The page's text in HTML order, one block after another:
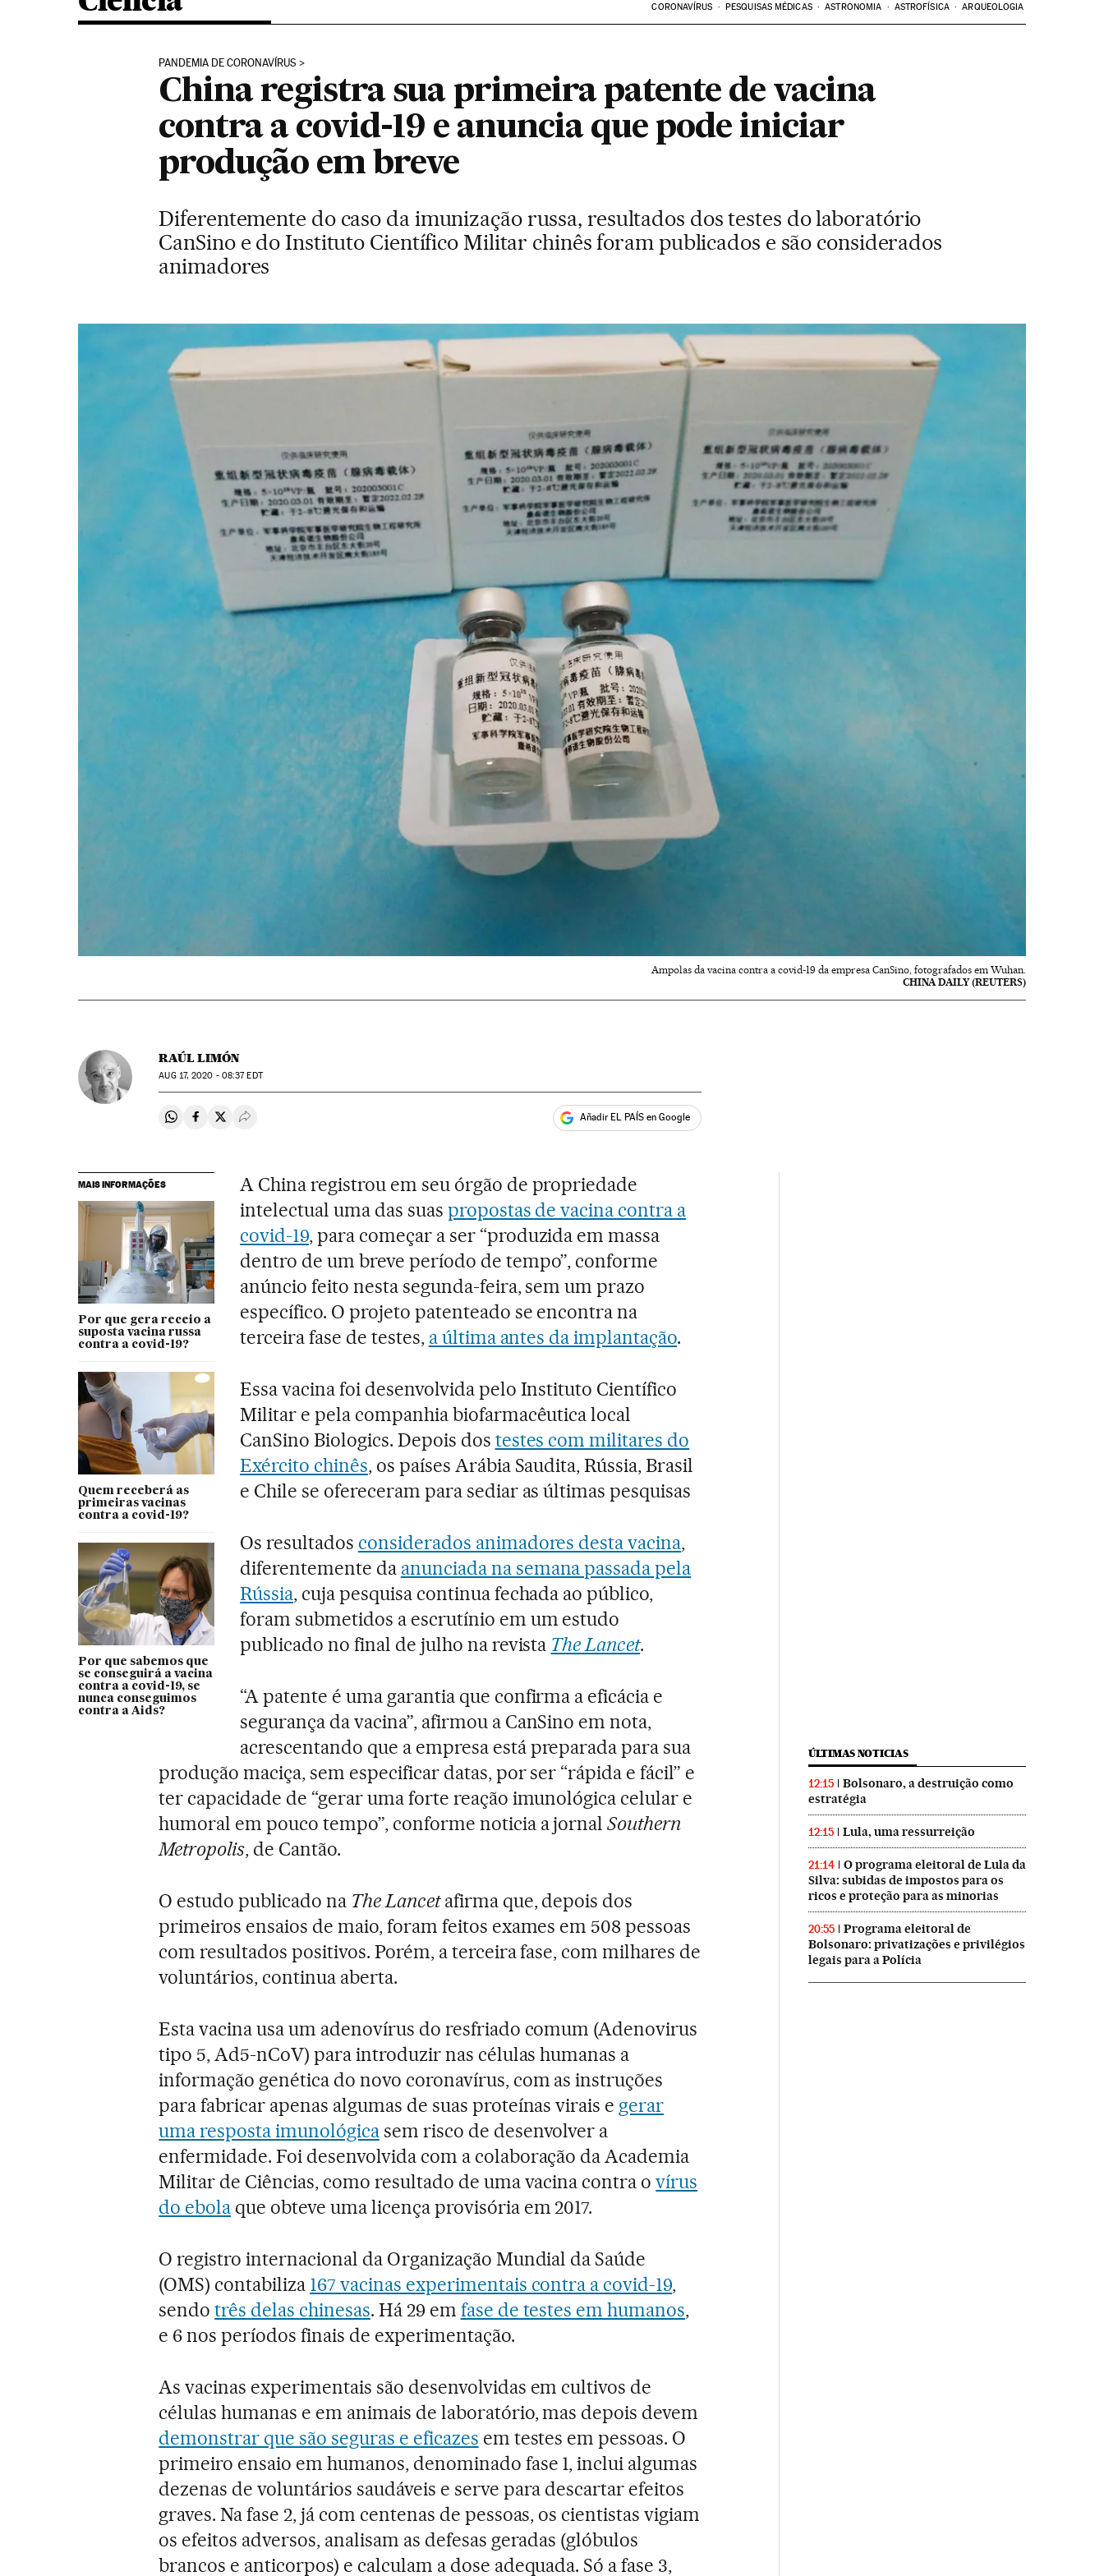
CORONAVÍRUS PESQUISAS MÉDICAS ASTRONOMIA ASTROFÍSICA ARQUEOLOGIA
PANDEMIA DE CORONAVÍRUS
China registra sua primeira patente de vacina
contra a covid-19 e anuncia que pode iniciar
produção em breve
Diferentemente do caso da imunização russa, resultados dos testes do laboratório
CanSino e do Instituto Científico Militar chinês foram publicados e são considerados
animadores
Ampolas da vacina contra a covid-19 da empresa CanSino, fotografados em Wuhan.
CHINA DAILY (REUTERS)
RAÚL LIMÓN
AUG17, 2020 - 08:37EDT
Compartir en Whatsapp
Compartir en Facebook
Compartir en Twitter
Desplegar Redes Sociales Añadir EL PAÍS en Google
MAIS INFORMAÇÕES
Por que gera receio a
suposta vacina russa
contra a covid-19?
Quem receberá as
primeiras vacinas
contra a covid-19?
Por que sabemos que
se conseguirá a vacina
contra a covid-19, se
nunca conseguimos
contra a Aids?
A China registrou em seu órgão de propriedade
intelectual uma das suas propostas de vacina contra a
covid-19, para começar a ser “produzida em massa
dentro de um breve período de tempo”, conforme
anúncio feito nesta segunda-feira, sem um prazo
específico. O projeto patenteado se encontra na
terceira fase de testes, a última antes da implantação.
Essa vacina foi desenvolvida pelo Instituto Científico
Militar e pela companhia biofarmacêutica local
CanSino Biologics. Depois dos testes com militares do
Exército chinês, os países Arábia Saudita, Rússia, Brasil
e Chile se ofereceram para sediar as últimas pesquisas
Os resultados considerados animadores desta vacina,
diferentemente da anunciada na semana passada pela
Rússia, cuja pesquisa continua fechada ao público,
foram submetidos a escrutínio em um estudo
publicado no final de julho na revista The Lancet.
“A patente é uma garantia que confirma a eficácia e
segurança da vacina”, afirmou a CanSino em nota,
acrescentando que a empresa está preparada para sua
produção maciça, sem especificar datas, por ser “rápida e fácil” e
ter capacidade de “gerar uma forte reação imunológica celular e
humoral em pouco tempo”, conforme noticia a jornalSouthern
Metropolis, de Cantão.
O estudo publicado na The Lancetafirma que, depois dos
primeiros ensaios de maio, foram feitos exames em 508 pessoas
com resultados positivos. Porém, a terceira fase, com milhares de
voluntários, continua aberta.
Esta vacina usa um adenovírus do resfriado comum (Adenovirus
tipo 5, Ad5-nCoV) para introduzir nas células humanas a
informação genética do novo coronavírus, com as instruções
para fabricar apenas algumas de suas proteínas virais e gerar
uma resposta imunológicasem risco de desenvolver a
enfermidade. Foi desenvolvida com a colaboração da Academia
Militar de Ciências, como resultado de uma vacina contra ovírus
do ebola que obteve uma licença provisória em 2017.
O registro internacional da Organização Mundial da Saúde
(OMS) contabiliza 167 vacinas experimentais contra a covid-19,
sendotrês delas chinesas. Há 29 em fase de testes em humanos,
e 6 nos períodos finais de experimentação.
As vacinas experimentais são desenvolvidas em cultivos de
células humanas e em animais de laboratório, mas depois devem
demonstrar que são seguras e eficazes em testes em pessoas. O
primeiro ensaio em humanos, denominado fase 1, inclui algumas
dezenas de voluntários saudáveis e serve para descartar efeitos
graves. Na fase 2, já com centenas de pessoas, os cientistas vigiam
os efeitos adversos, analisam as defesas geradas (glóbulos
brancos e anticorpos) e calculam a dose adequada. Só a fase 3,
ÚLTIMAS NOTICIAS
12:15
Bolsonaro, a destruição como
estratégia
12:15 Lula, uma ressurreição
21:14
O programa eleitoral de Lula da
Silva: subidas de impostos para os
ricos e proteção para as minorias
20:55
Programa eleitoral de
Bolsonaro: privatizações e privilégios
legais para a Polícia